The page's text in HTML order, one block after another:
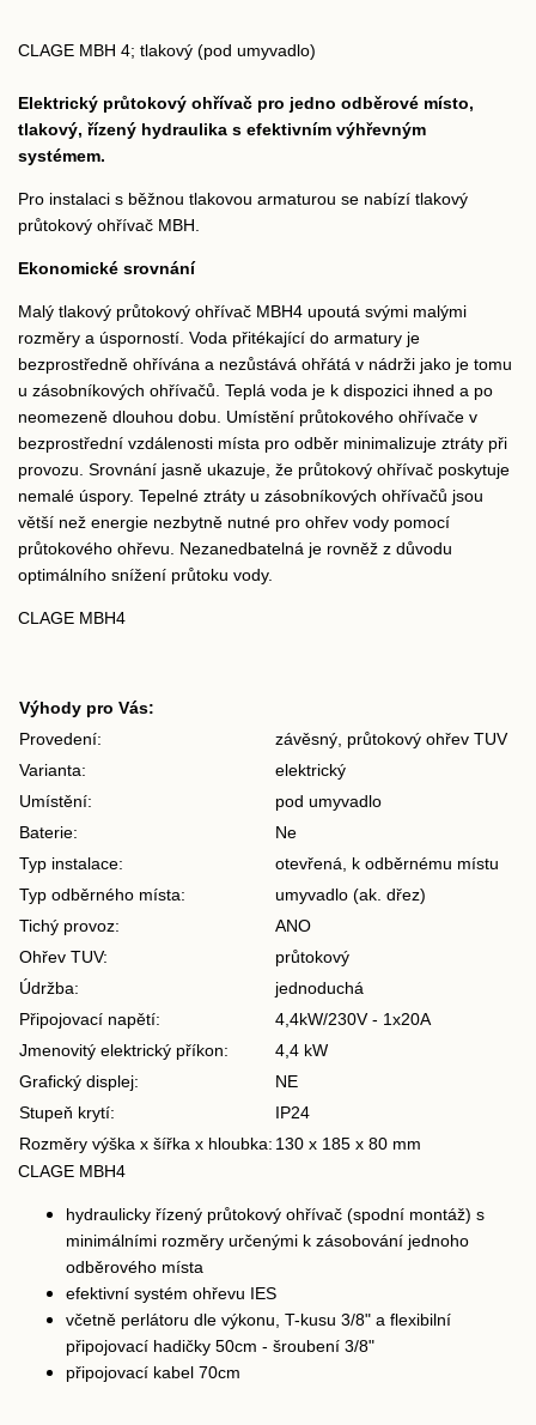
CLAGE MBH 4; tlakový (pod umyvadlo)
Elektrický průtokový ohřívač pro jedno odběrové místo,
tlakový, řízený hydraulika s efektivním výhřevným
systémem.
Pro instalaci s běžnou tlakovou armaturou se nabízí tlakový
průtokový ohřívač MBH.
Ekonomické srovnání
Malý tlakový průtokový ohřívač MBH4 upoutá svými malými
rozměry a úsporností. Voda přitékající do armatury je
bezprostředně ohřívána a nezůstává ohřátá v nádrži jako je tomu
u zásobníkových ohřívačů. Teplá voda je k dispozici ihned a po
neomezeně dlouhou dobu. Umístění průtokového ohřívače v
bezprostřední vzdálenosti místa pro odběr minimalizuje ztráty při
provozu. Srovnání jasně ukazuje, že průtokový ohřívač poskytuje
nemalé úspory. Tepelné ztráty u zásobníkových ohřívačů jsou
větší než energie nezbytně nutné pro ohřev vody pomocí
průtokového ohřevu. Nezanedbatelná je rovněž z důvodu
optimálního snížení průtoku vody.
CLAGE MBH4
Výhody pro Vás:
Provedení:
závěsný, průtokový ohřev TUV
Varianta:
elektrický
Umístění:
pod umyvadlo
Baterie:
Ne
Typ instalace:
otevřená, k odběrnému místu
Typ odběrného místa:
umyvadlo (ak. dřez)
Tichý provoz:
ANO
Ohřev TUV:
průtokový
Údržba:
jednoduchá
Připojovací napětí:
4,4kW/230V - 1x20A
Jmenovitý elektrický příkon:
4,4 kW
Grafický displej:
NE
Stupeň krytí:
IP24
Rozměry výška x šířka x hloubka: 130 x 185 x 80 mm
CLAGE MBH4
hydraulicky řízený průtokový ohřívač (spodní montáž) s
minimálními rozměry určenými k zásobování jednoho
odběrového místa
efektivní systém ohřevu IES
včetně perlátoru dle výkonu, T-kusu 3/8" a flexibilní
připojovací hadičky 50cm - šroubení 3/8"
připojovací kabel 70cm